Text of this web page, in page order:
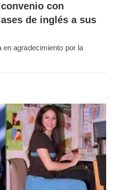
con
de inglés a sus
en agradecimiento por la